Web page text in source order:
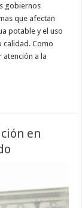
gobiernos
que afectan
potable y el uso
calidad. Como
atención a la
en